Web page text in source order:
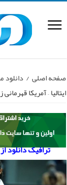
صفحه اصلی / دانلود
ایتالیا – آمریکا قهرمانی
ترافیک دانلود